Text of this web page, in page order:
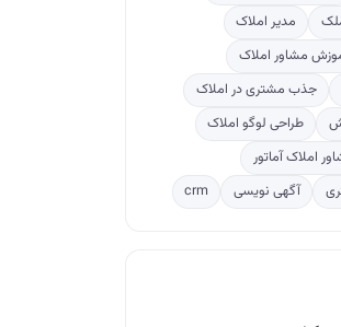
مدیر املاک
مشاور املاک
جذب مشتری در املاک
طراحی لوگو املاک
املاک آماتور
آگهی نویسی crm